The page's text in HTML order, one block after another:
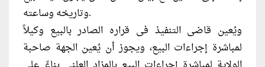
وتاريخه وساعته.
ويُعين قاضى التنفيذ فى قراره الصادر بالبيع وكيلاً
لمباشرة إجراءات البيع، ويجوز أن يُعين الجهة صاحبة